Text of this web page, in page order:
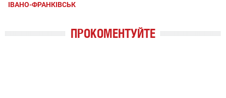
ІВАНО-ФРАНКІВСЬК
ПРОКОМЕНТУЙТЕ